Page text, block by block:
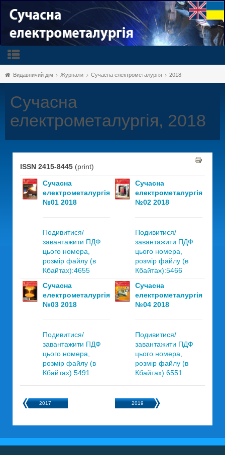
Видавничий дім Журнали Сучасна електрометалургія 2018
Сучасна
електрометалургія, 2018
ISSN 2415-8445 (print)
Сучасна
електрометалургія
№01 2018
Подивитися/
завантажити ПДФ
цього номера,
розмір файлу (в
Кбайтах):4655
Сучасна
електрометалургія
№02 2018
Подивитися/
завантажити ПДФ
цього номера,
розмір файлу (в
Кбайтах):5466
Сучасна
електрометалургія
№03 2018
Подивитися/
завантажити ПДФ
цього номера,
розмір файлу (в
Кбайтах):5491
Сучасна
електрометалургія
№04 2018
Подивитися/
завантажити ПДФ
цього номера,
розмір файлу (в
Кбайтах):6551
2017 2019